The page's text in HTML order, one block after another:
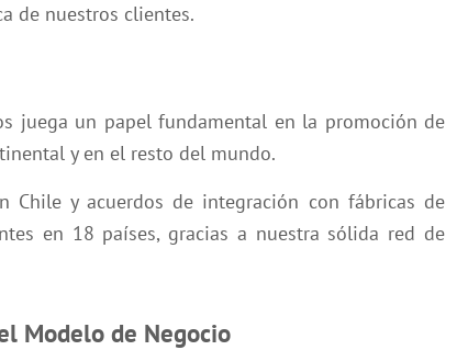
de nuestros clientes.
juega un papel fundamental en la promoción de
y en el resto del mundo.
Chile y acuerdos de integración con fábricas de
en 18 países, gracias a nuestra sólida red de
Modelo de Negocio